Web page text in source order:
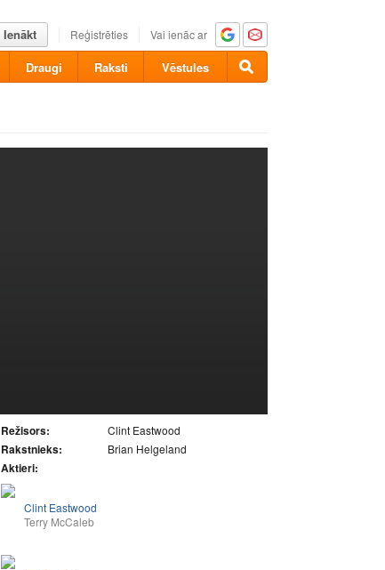
Ienākt Reģistrēties Vai ienāc ar
Draugi Raksti Vēstules
Režisors: Clint Eastwood
Rakstnieks: Brian Helgeland
Aktieri:
Clint Eastwood
Terry McCaleb